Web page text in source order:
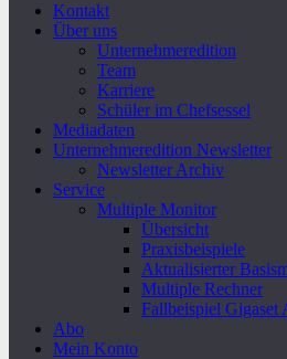
Kontakt
Über uns
Unternehmeredition
Team
Karriere
Schüler im Chefsessel
Mediadaten
Unternehmeredition Newsletter
Newsletter Archiv
Service
Multiple Monitor
Übersicht
Praxisbeispiele
Aktualisierter
Multiple Rechner
Fallbeispiel Gigaset
Abo
Mein Konto